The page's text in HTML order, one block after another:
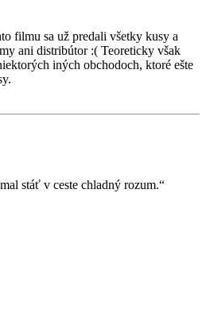
filmu sa už predali všetky kusy a
ani distribútor :( Teoreticky však
iných obchodoch, ktoré ešte
stáť v ceste chladný rozum.